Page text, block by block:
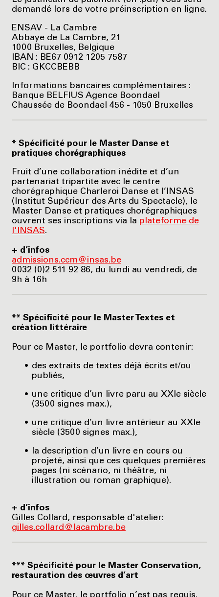
demandé lors de votre préinscription en ligne.
ENSAV - La Cambre
Abbaye de La Cambre, 21
1000 Bruxelles, Belgique
IBAN : BE67 0912 1205 7587
BIC : GKCCBEBB
Informations bancaires complémentaires :
Banque BELFIUS Agence Boondael
Chaussée de Boondael 456 - 1050 Bruxelles
* Spécificité pour le Master Danse et
pratiques chorégraphiques
Fruit d’une collaboration inédite et d’un
partenariat tripartite avec le centre
chorégraphique Charleroi Danse et l’INSAS
(Institut Supérieur des Arts du Spectacle), le
Master Danse et pratiques chorégraphiques
ouvrent ses inscriptions via la plateforme de
l'INSAS.
+ d’infos
admissions.ccm@insas.be
0032 (0)2 511 92 86, du lundi au vendredi, de
9h à 16h
** Spécificité pour le Master Textes et
création littéraire
Pour ce Master, le portfolio devra contenir:
des extraits de textes déjà écrits et/ou
publiés,
une critique d’un livre paru au XXIe siècle
(3500 signes max.),
une critique d’un livre antérieur au XXIe
siècle (3500 signes max.),
la description d’un livre en cours ou
projeté, ainsi que ces quelques premières
pages (ni scénario, ni théâtre, ni
illustration ou roman graphique).
+ d’infos
Gilles Collard, responsable d'atelier:
gilles.collard@lacambre.be
*** Spécificité pour le Master Conservation,
restauration des œuvres d’art